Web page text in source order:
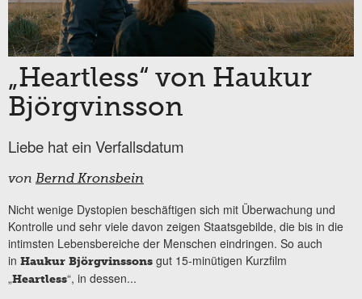
„Heartless“ von Haukur
Björgvinsson
Liebe hat ein Verfallsdatum
von Bernd Kronsbein
Nicht wenige Dystopien beschäftigen sich mit Überwachung und
Kontrolle und sehr viele davon zeigen Staatsgebilde, die bis in die
intimsten Lebensbereiche der Menschen eindringen. So auch
in Haukur Björgvinssons gut 15-minütigen Kurzfilm
„Heartless“, in dessen...